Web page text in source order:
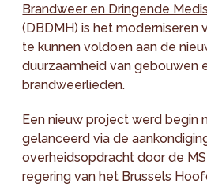
Brandweer en Dringende
(DBDMH) is het moderniseren
te kunnen voldoen aan de
duurzaamheid van gebouwen
brandweerlieden.
Een nieuw project werd begin
gelanceerd via de
overheidsopdracht door de
regering van het Brussels